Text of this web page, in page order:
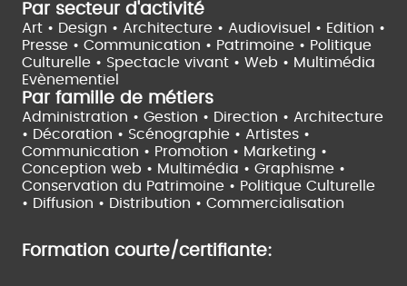
Par secteur d'activité
Art • Design • Architecture • Audiovisuel • Edition •
Presse • Communication • Patrimoine • Politique
Culturelle • Spectacle vivant • Web • Multimédia
Evènementiel
Par famille de métiers
Administration • Gestion • Direction • Architecture
• Décoration • Scénographie • Artistes •
Communication • Promotion • Marketing •
Conception web • Multimédia • Graphisme •
Conservation du Patrimoine • Politique Culturelle
• Diffusion • Distribution • Commercialisation
Formation courte/certifiante: